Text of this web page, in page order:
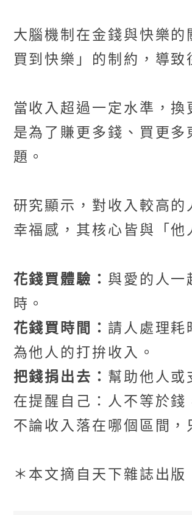
大腦機制在金錢與快樂
買到快樂」的制約，導致
當收入超過一定水準，
是為了賺更多錢、買更
題。
研究顯示，對收入較高
幸福感，其核心皆與「他
花錢買體驗： 與愛的人一
時。
花錢買時間： 請人處理耗
為他人的打拚收入。
把錢捐出去： 幫助他人或
在提醒自己：人不等於錢
不論收入落在哪個區間
＊本文摘自天下雜誌出版